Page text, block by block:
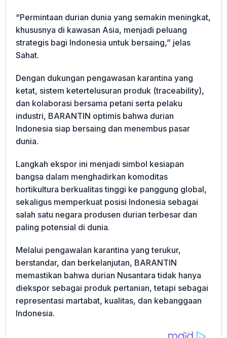
“Permintaan durian dunia yang semakin meningkat,
khususnya di kawasan Asia, menjadi peluang
strategis bagi Indonesia untuk bersaing,” jelas
Sahat.
Dengan dukungan pengawasan karantina yang
ketat, sistem ketertelusuran produk (traceability),
dan kolaborasi bersama petani serta pelaku
industri, BARANTIN optimis bahwa durian
Indonesia siap bersaing dan menembus pasar
dunia.
Langkah ekspor ini menjadi simbol kesiapan
bangsa dalam menghadirkan komoditas
hortikultura berkualitas tinggi ke panggung global,
sekaligus memperkuat posisi Indonesia sebagai
salah satu negara produsen durian terbesar dan
paling potensial di dunia.
Melalui pengawalan karantina yang terukur,
berstandar, dan berkelanjutan, BARANTIN
memastikan bahwa durian Nusantara tidak hanya
diekspor sebagai produk pertanian, tetapi sebagai
representasi martabat, kualitas, dan kebanggaan
Indonesia.